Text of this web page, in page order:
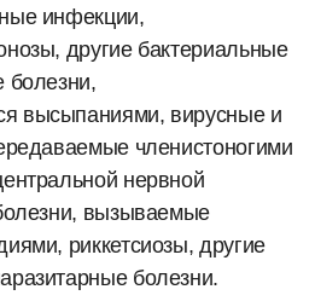
инфекции,
другие бактериальные
болезни,
высыпаниями, вирусные и
членистоногими
нервной
вызываемые
риккетсиозы, другие
болезни.